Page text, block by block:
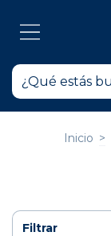
Inicio >
Filtrar